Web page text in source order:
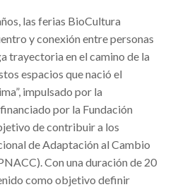
las ferias BioCultura
y conexión entre personas
trayectoria en el camino de la
espacios que nació el
impulsado por la
por la Fundación
de contribuir a los
de Adaptación al Cambio
Con una duración de 20
como objetivo definir